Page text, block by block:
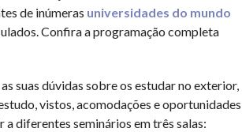
de inúmeras universidades do mundo
Confira a programação completa
suas dúvidas sobre os estudar no exterior,
vistos, acomodações e oportunidades
diferentes seminários em três salas: